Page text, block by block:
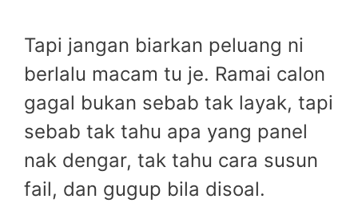
Tapi jangan biarkan peluang ni
berlalu macam tu je. Ramai calon
gagal bukan sebab tak layak, tapi
sebab tak tahu apa yang panel
nak dengar, tak tahu cara susun
fail, dan gugup bila disoal.